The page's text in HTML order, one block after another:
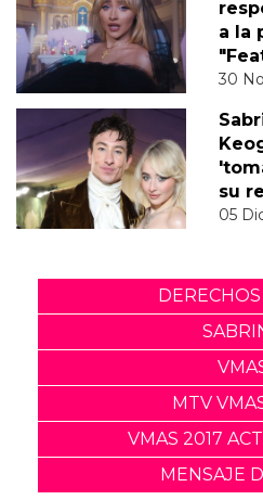
a la
30
su
05
MTV
VMAS 2017
MENSAJE